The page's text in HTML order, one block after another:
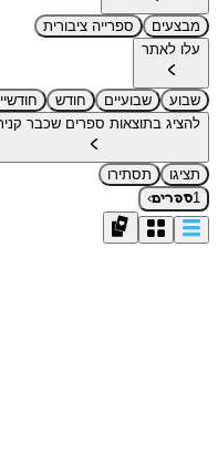
מבצעים
ספרייה ציבורית
עלו לאתר
שבוע שבועיים חודש
להציג בתוצאות ספרים שכבר
תציגו
תסתירו
1ספרים›